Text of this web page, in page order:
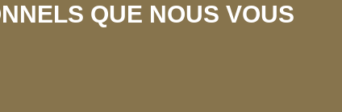
QUE NOUS VOUS